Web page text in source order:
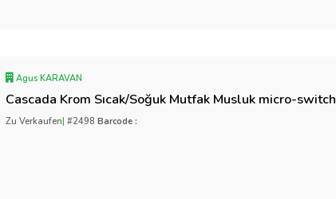
Agus KARAVAN
Cascada Krom Sıcak/Soğuk Mutfak Musluk micro-switch
Zu Verkaufen| #2498Barcode :